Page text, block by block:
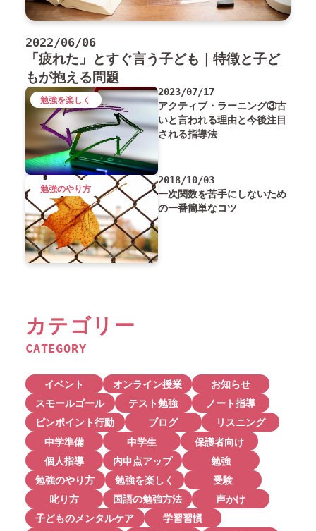
2022/06/06
「疲れた」とすぐ言う子ども｜特徴と子ど
もが抱える問題
2023/07/17
アクティブ・ラーニング③古
いと言われる理由と今後注目
される指導法
勉強を楽しく
2018/10/03
一次関数を苦手にしないため
の一番簡単なコツ
勉強のやり方
カテゴリー
CATEGORY
イベント オンライン授業
お知らせ
スモールゴール
テスト勉強
ノート指導
ピンポイント行動
ブログ
リスニング
中学準備
中学生
保護者向け
個人指導
内申点アップ
勉強
勉強のやり方
勉強を楽しく
受験
叱り方
国語の勉強方法
声かけ
子どものメンタルケア
学習習慣